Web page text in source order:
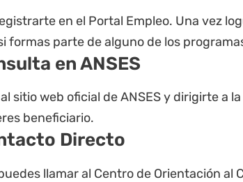
en el Portal Empleo. Una vez
formas parte de alguno de los
en ANSES
sitio web oficial deANSESy dirigirte a la
beneficiario.
Directo
llamar al Centro de Orientación al